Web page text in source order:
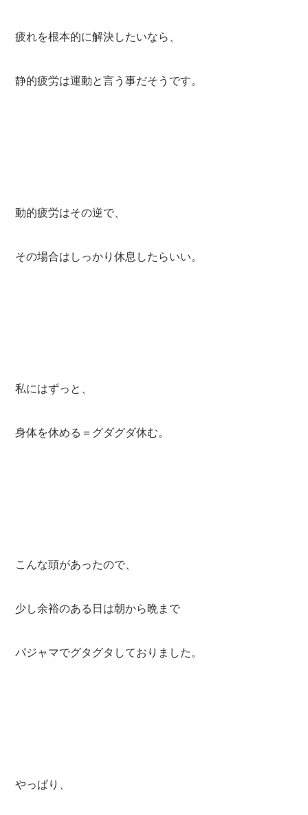
疲れを根本的に解決したいなら、
静的疲労は運動と言う事だそうです。
動的疲労はその逆で、
その場合はしっかり休息したらいい。
私にはずっと、
身体を休める＝グダグダ休む。
こんな頭があったので、
少し余裕のある日は朝から晩まで
パジャマでグタグタしておりました。
やっぱり、